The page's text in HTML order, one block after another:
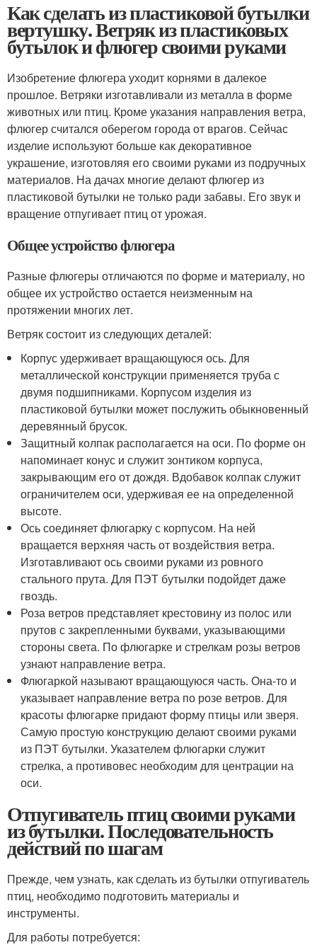
Как сделать из пластиковой бутылки
вертушку. Ветряк из пластиковых
бутылок и флюгер своими руками
Изобретение флюгера уходит корнями в далекое
прошлое. Ветряки изготавливали из металла в форме
животных или птиц. Кроме указания направления ветра,
флюгер считался оберегом города от врагов. Сейчас
изделие используют больше как декоративное
украшение, изготовляя его своими руками из подручных
материалов. На дачах многие делают флюгер из
пластиковой бутылки не только ради забавы. Его звук и
вращение отпугивает птиц от урожая.
Общее устройство флюгера
Разные флюгеры отличаются по форме и материалу, но
общее их устройство остается неизменным на
протяжении многих лет.
Ветряк состоит из следующих деталей:
Корпус удерживает вращающуюся ось. Для
металлической конструкции применяется труба с
двумя подшипниками. Корпусом изделия из
пластиковой бутылки может послужить обыкновенный
деревянный брусок.
Защитный колпак располагается на оси. По форме он
напоминает конус и служит зонтиком корпуса,
закрывающим его от дождя. Вдобавок колпак служит
ограничителем оси, удерживая ее на определенной
высоте.
Ось соединяет флюгарку с корпусом. На ней
вращается верхняя часть от воздействия ветра.
Изготавливают ось своими руками из ровного
стального прута. Для ПЭТ бутылки подойдет даже
гвоздь.
Роза ветров представляет крестовину из полос или
прутов с закрепленными буквами, указывающими
стороны света. По флюгарке и стрелкам розы ветров
узнают направление ветра.
Флюгаркой называют вращающуюся часть. Она-то и
указывает направление ветра по розе ветров. Для
красоты флюгарке придают форму птицы или зверя.
Самую простую конструкцию делают своими руками
из ПЭТ бутылки. Указателем флюгарки служит
стрелка, а противовес необходим для центрации на
оси.
Отпугиватель птиц своими руками
из бутылки. Последовательность
действий по шагам
Прежде, чем узнать, как сделать из бутылки отпугиватель
птиц, необходимо подготовить материалы и
инструменты.
Для работы потребуется: